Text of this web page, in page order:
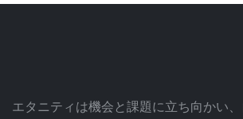
エタニティは機会と課題に立ち向かい